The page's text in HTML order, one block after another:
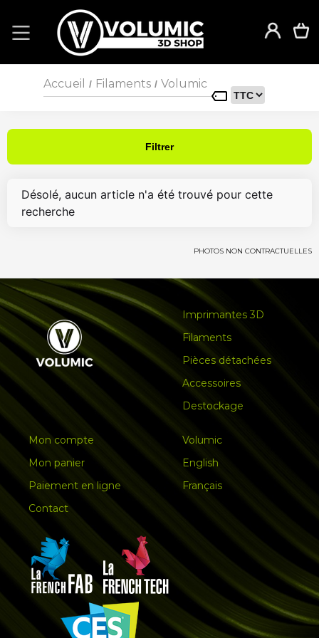
Accueil / Filaments / Volumic
Filtrer
Désolé, aucun article n'a été trouvé pour cette
recherche
PHOTOS NON CONTRACTUELLES
Imprimantes 3D
Filaments
Pièces détachées
Accessoires
Destockage
Mon compte
Mon panier
Paiement en ligne
Contact
Volumic
English
Français